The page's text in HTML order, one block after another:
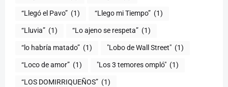
“Llegó el Pavo” (1) “Llego mi Tiempo” (1)
“Lluvia” (1) “Lo ajeno se respeta” (1)
“lo habría matado” (1) "Lobo de Wall Street" (1)
“Loco de amor” (1) "Los 3 temores ompló" (1)
(1)